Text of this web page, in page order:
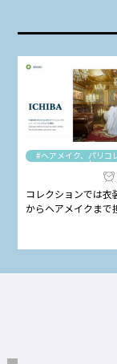
#ヘアメイク、パリコ
ナー
コレクションでは衣
からヘアメイクまで